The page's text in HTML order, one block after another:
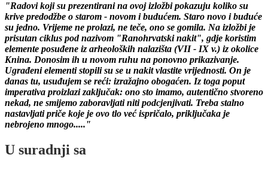
"Radovi koji su prezentirani na ovoj izložbi pokazuju koliko su
krive predodžbe o starom - novom i budućem. Staro novo i buduće
su jedno. Vrijeme ne prolazi, ne teče, ono se gomila. Na izložbi je
prisutan ciklus pod nazivom "Ranohrvatski nakit", gdje koristim
elemente posuđene iz arheoloških nalazišta (VII - IX v.) iz okolice
Knina. Donosim ih u novom ruhu na ponovno prikazivanje.
Ugrađeni elementi stopili su se u nakit vlastite vrijednosti. On je
danas tu, usuđujem se reći: izražajno obogaćen. Iz toga poput
imperativa proizlazi zaključak: ono sto imamo, autentično stvoreno
nekad, ne smijemo zaboravljati niti podcjenjivati. Treba stalno
nastavljati priče koje je ovo tlo već ispričalo, priključaka je
nebrojeno mnogo....."
U suradnji sa